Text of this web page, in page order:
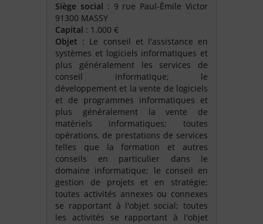
Siège social : 9 rue Paul-Émile Victor
91300 MASSY
Capital : 1.000 €
Objet : Le conseil et l'assistance en
systèmes et logiciels informatiques et
plus généralement les services de
conseil informatique; le
développement et la vente de logiciels
et de programmes informatiques et
plus généralement la vente de
matériels informatiques; toutes
opérations, de prestations de services
telles que la formation et autres
conseils en particulier dans le
domaine informatique; le conseil en
gestion de projets et en stratégie;
toutes activités annexes ou connexes
se rapportant à l'objet social; toutes
les activités se rapportant à l'objet